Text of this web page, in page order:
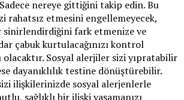
nereye gittiğini takip edin. Bu
rahatsız etmesini engellemeyecek,
sinirlendirdiğini fark etmenize ve
çabuk kurtulacağınızı kontrol
olacaktır. Sosyal alerjiler sizi yıpratabilir
dayanıklılık testine dönüştürebilir.
ilişkilerinizde sosyal alerjenlerle
sağlıklı bir ilişki yaşamanızı